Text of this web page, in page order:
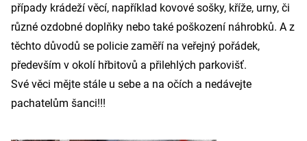
případy krádeží věcí, například kovové sošky, kříže, urny, či
různé ozdobné doplňky nebo také poškození náhrobků. A z
těchto důvodů se policie zaměří na veřejný pořádek,
především v okolí hřbitovů a přilehlých parkovišť.
Své věci mějte stále u sebe a na očích a nedávejte
pachatelům šanci!!!